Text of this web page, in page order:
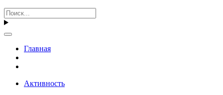
Главная
Активность